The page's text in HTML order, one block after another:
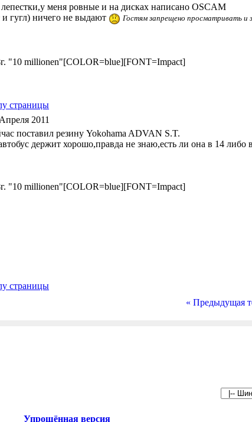
меня ровные и на дисках написано OSCAM
гугл) ничего не выдают
Гостям запрещено просматривать и
"10 millionen"[COLOR=blue][FONT=Impact]
2011
поставил резину Yokohama ADVAN S.T.
держит хорошо,правда не знаю,есть ли она в 14 либо
"10 millionen"[COLOR=blue][FONT=Impact]
« Предыдущая
Упрощённая версия